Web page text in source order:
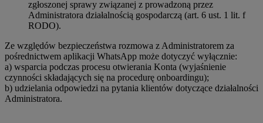
zgłoszonej sprawy związanej z prowadzoną przez
Administratora działalnością gospodarczą (art. 6 ust. 1 lit. f
RODO).
Ze względów bezpieczeństwa rozmowa z Administratorem za
pośrednictwem aplikacji WhatsApp może dotyczyć wyłącznie:
a) wsparcia podczas procesu otwierania Konta (wyjaśnienie
czynności składających się na procedurę onboardingu);
b) udzielania odpowiedzi na pytania klientów dotyczące działalności
Administratora.